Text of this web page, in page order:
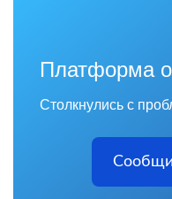
Платформа
Столкнулись с